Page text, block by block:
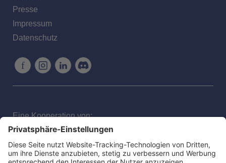
Presse
Impressum
Datenschutz
f
Eine Kooperation von: